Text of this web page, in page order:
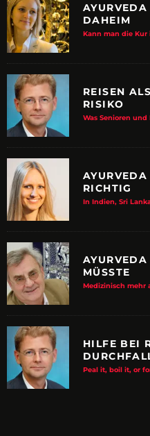
MACHER
System werden Reisen sicherer
DAHEIM
Kann man die
REISEN
RISIKO
Was Senioren
RICHTIG
In Indien, Sri
MÜSSTE
Medizinisch mehr
HILFE BEI
Peal it, boil it, or